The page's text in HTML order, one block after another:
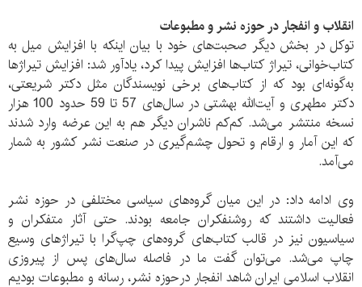
انقلاب و انفجار در حوزه نشر و مطبوعات
توکل در بخش دیگر صحبت‌های خود با بیان اینکه با افزایش میل به
کتاب‌خوانی، تیراژ کتاب‌ها افزایش پیدا کرد، یادآور شد: افزایش تیراژها
به‌گونه‌ای بود که از کتاب‌های برخی نویسندگان مثل دکتر شریعتی،
دکتر مطهری و آیت‌الله بهشتی در سال‌های 57 تا 59 حدود 100 هزار
نسخه منتشر می‌شد. کم‌کم‌ ناشران دیگر هم به این عرضه وارد شدند
که این آمار و ارقام و تحول‌ چشم‌گیری در صنعت نشر کشور به شمار
می‌آمد.
وی ادامه داد: در این میان گروه‌های سیاسی مختلفی در حوزه نشر
فعالیت داشتند که روشنفکران جامعه بودند. حتی آثار متفکران و
سیاسیون نیز در قالب کتاب‌های گروه‌های چپ‌گرا با تیراژ‌های وسیع
چاپ می‌شد. می‌توان گفت ما در فاصله سال‌های پس از پیروزی
انقلاب اسلامی ایران شاهد انفجار درحوزه نشر، رسانه و مطبوعات بودیم